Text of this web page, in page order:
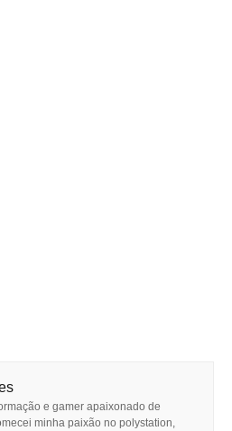
e gamer apaixonado de
minha paixão no polystation,